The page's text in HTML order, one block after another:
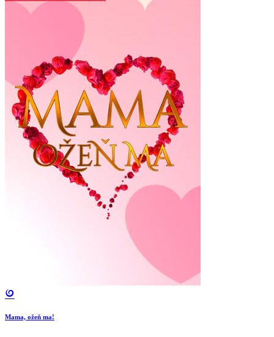
Mama, ožeň ma!